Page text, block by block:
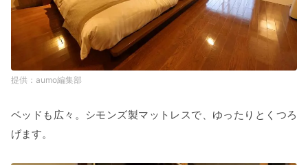
aumo編集部
ベッドも広々。シモンズ製マットレスで、ゆったりとくつろ
げます。